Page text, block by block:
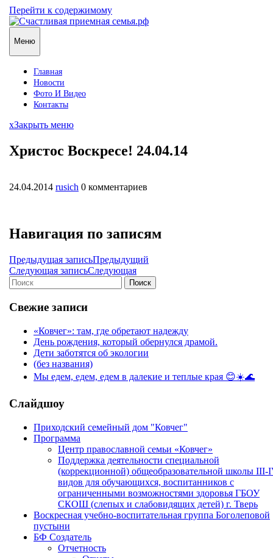
Перейти к содержимому
Меню
Главная
Новости
Фото И Видео
Контакты
xЗакрыть меню
Христос Воскресе! 24.04.14
24.04.2014 rusich 0 комментариев
Навигация по записям
Предыдущая записьПредыдущий
Следующая записьСледующая
Поиск
Свежие записи
«Ковчег»: там, где обретают надежду
День рождения, который обернулся драмой.
Дети заботятся об экологии
(без названия)
Мы едем, едем, едем в далекие и теплые края 😊☀️🌊
Слайдшоу
Приходский семейный дом "Ковчег"
Программа
Центр православной семьи «Ковчег»
Поддержка деятельности специальной
(коррекционной) общеобразовательной школы III-
видов для обучающихся, воспитанников с
ограниченными возможностями здоровья ГБОУ
СКОШ (слепых и слабовидящих детей) г. Тверь
Воскресная учебно-воспитательная группа Боголеповой
пустыни
БФ Создатель
Отчетность